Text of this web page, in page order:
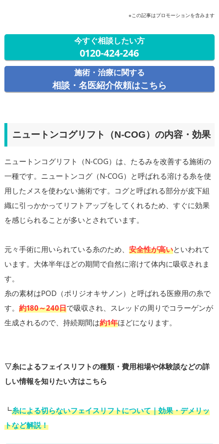
※この記事はプロモーションを含みます
今すぐ相談したい方
0120-424-246
施術・治療に関する
相談・名医紹介依頼はこちら
ニュートンコグリフト（N-COG）の内容・効果
ニュートンコグリフト（N-COG）は、たるみを改善する施術の
一種です。ニュートンコグ（N-COG）と呼ばれる溶ける糸を使
用したメスを使わない施術です。コグと呼ばれる部分が皮下組
織に引っかかってリフトアップをしてくれるため、すぐに効果
を感じられることが多いとされています。
元々手術に用いられている糸のため、 安全性が高いといわれて
います。大体半年ほどの期間で自然に溶けて体内に吸収されま
す。
糸の素材はPOD（ポリジオキサノン）と呼ばれる医療用の糸で
す。 約180～240日で吸収され、スレッドの周りでコラーゲンが
生成されるので、持続期間は約1年ほどになります。
▽糸によるフェイスリフトの種類・費用相場や体験談などの詳
しい情報を知りたい方はこちら
┗糸による切らないフェイスリフトについて｜効果・デメリッ
トなど解説！